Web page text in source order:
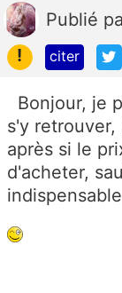
Publié
!
citer
Bonjour, je
s'y
après si le
d'acheter,